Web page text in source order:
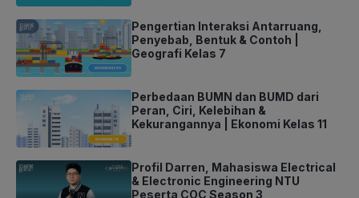
Pengertian Interaksi Antarruang,
Penyebab, Bentuk & Contoh |
Geografi Kelas 7
Perbedaan BUMN dan BUMD dari
Peran, Ciri, Kelebihan &
Kekurangannya | Ekonomi Kelas 11
Profil Darren, Mahasiswa Electrical
& Electronic Engineering NTU
Peserta COC Season 3